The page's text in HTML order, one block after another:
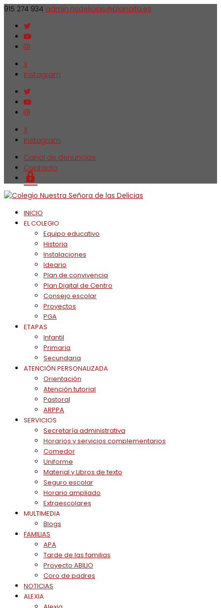
915 274 934 admin.nsdelicias@planalfa.es
X
Instagram
X
Instagram
Canal de denuncias
Contacto
INICIO
EL COLEGIO
Equipo educativo
Historia
Instalaciones
Ideario
Plan de convivencia
Plan Digital de Centro
Consejo escolar
Proyectos
PGA
ETAPAS
Infantil
Primaria
Secundaria
ATENCIÓN PERSONALIZADA
Orientación
Atención tutorial
Pastoral
ARPPA
SERVICIOS
Secretaría administrativa
Horarios y servicios complementarios
Comedor
Uniforme
Material y Libros de texto
Seguro escolar
Horario ampliado
Extraescolares
MULTIMEDIA
Blogs
FAMILIAS
APA
Tarde de las familias
Proyecto ABILIO
Coro de padres
NOTICIAS
ALEXIA